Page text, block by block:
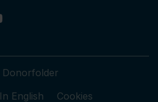
Donorfolder
In English Cookies